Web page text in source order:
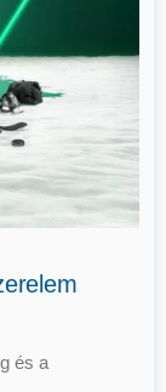
és a